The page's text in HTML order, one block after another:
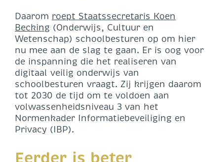
Daarom roept Staatssecretaris Koen
Becking (Onderwijs, Cultuur en
Wetenschap) schoolbesturen op om hier
nu mee aan de slag te gaan. Er is oog voor
de inspanning die het realiseren van
digitaal veilig onderwijs van
schoolbesturen vraagt. Zij krijgen daarom
tot 2030 de tijd om te voldoen aan
volwassenheidsniveau 3 van het
Normenkader Informatiebeveiliging en
Privacy (IBP).